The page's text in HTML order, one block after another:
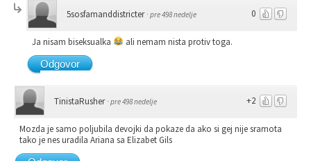
0
5sosfamanddistricter · pre 498 nedelje
Ja nisam biseksualka
ali nemam nista protiv toga.
Odgovor
+2
TinistaRusher · pre 498 nedelje
Mozda je samo poljubila devojki da pokaze da ako si gej nije sramota
tako je nes uradila Ariana sa Elizabet Gils